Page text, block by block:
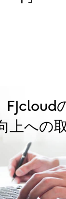
FJcloud
上への